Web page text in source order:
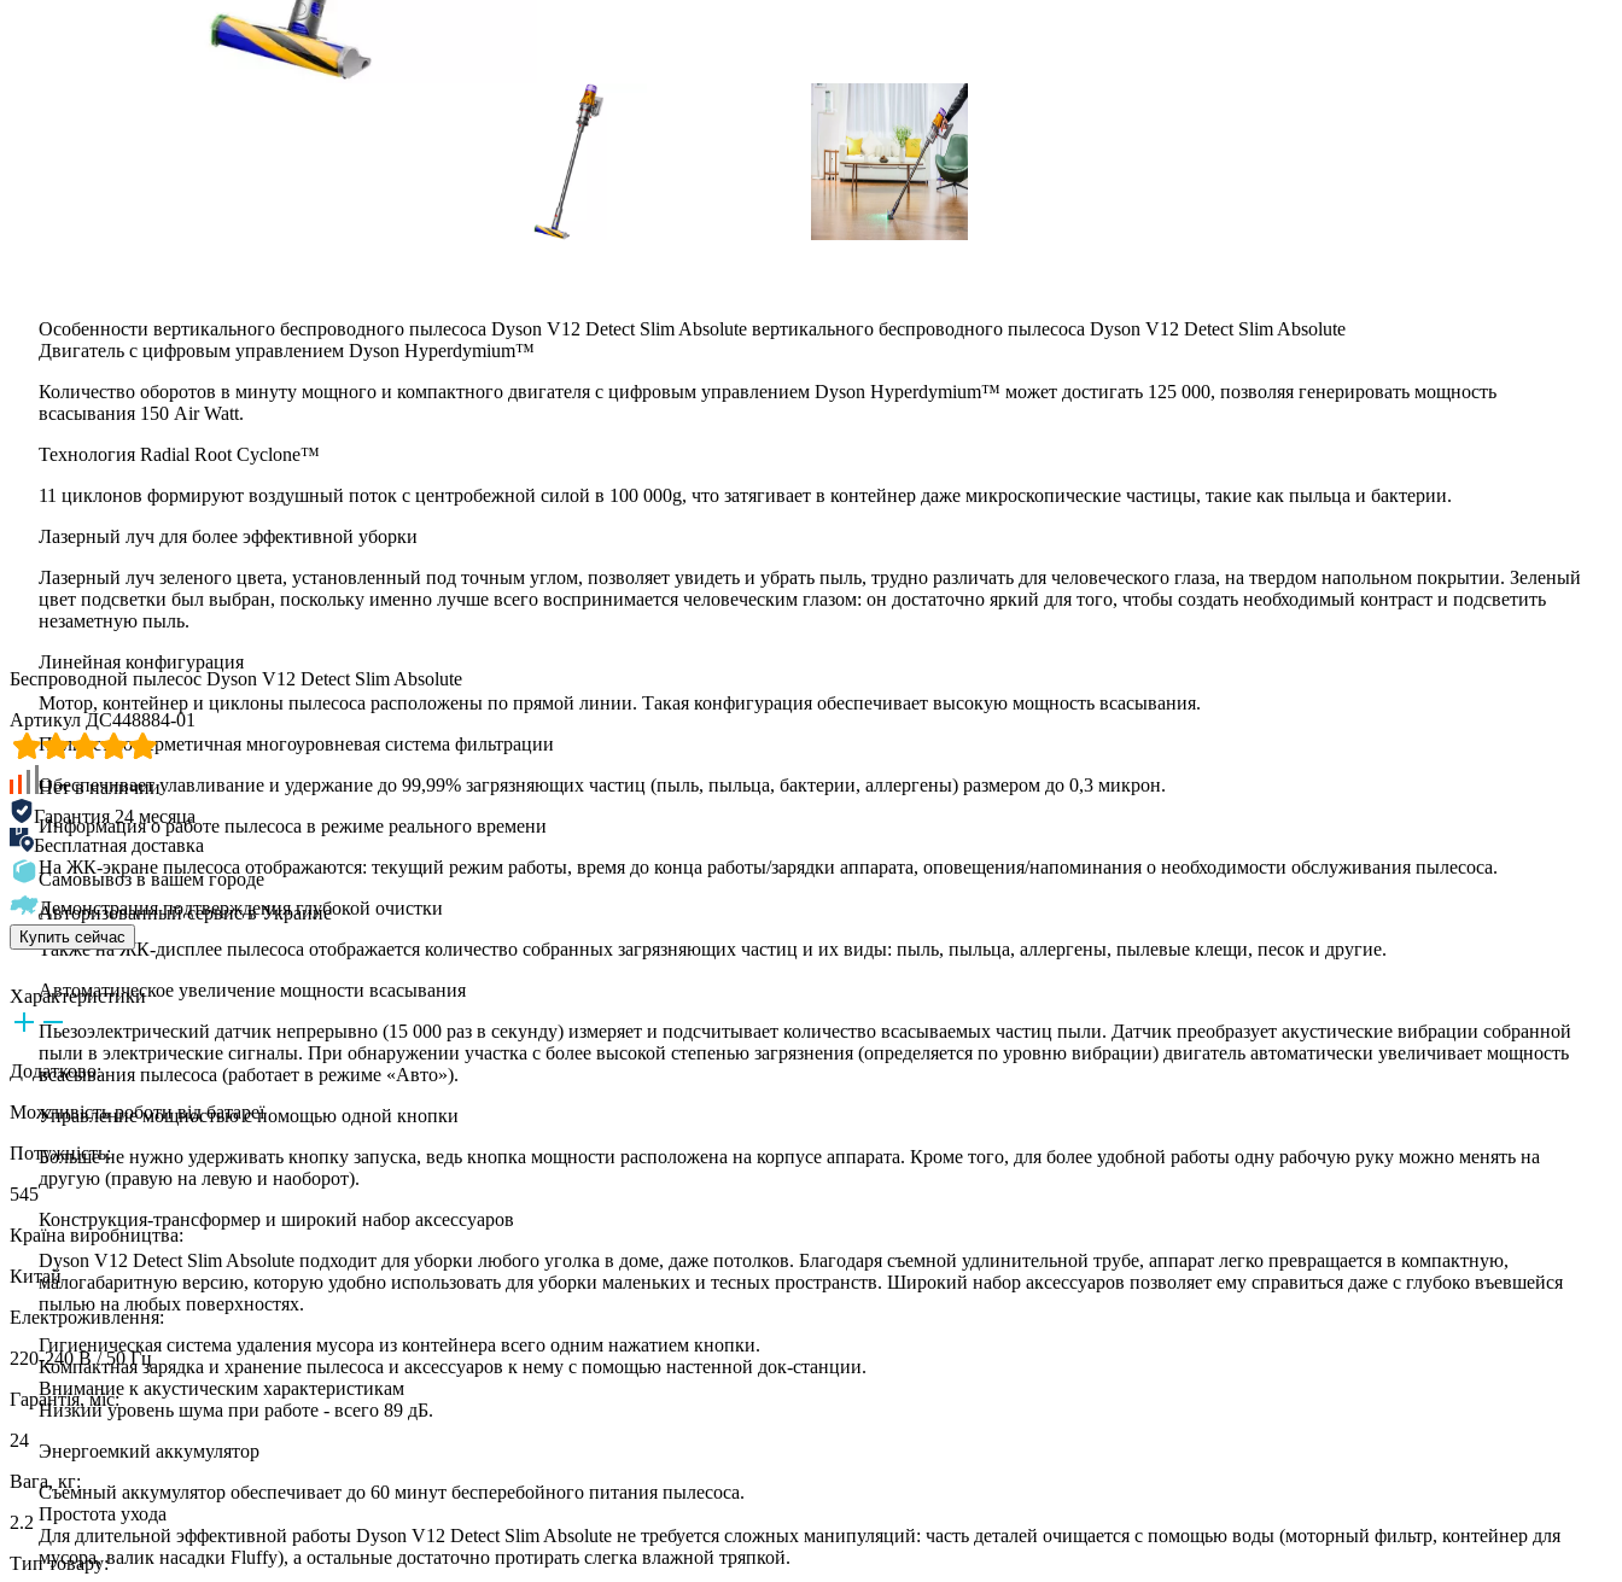
Особенности вертикального беспроводного пылесоса Dyson V12 Detect Slim Absolute вертикального беспроводного пылесоса Dyson V12 Detect Slim Absolute
Двигатель с цифровым управлением Dyson Hyperdymium™
Количество оборотов в минуту мощного и компактного двигателя с цифровым управлением Dyson Hyperdymium™ может достигать 125 000, позволяя генерировать мощность
всасывания 150 Air Watt.
Технология Radial Root Cyclone™
11 циклонов формируют воздушный поток с центробежной силой в 100 000g, что затягивает в контейнер даже микроскопические частицы, такие как пыльца и бактерии.
Лазерный луч для более эффективной уборки
Лазерный луч зеленого цвета, установленный под точным углом, позволяет увидеть и убрать пыль, трудно различать для человеческого глаза, на твердом напольном покрытии. Зеленый
цвет подсветки был выбран, поскольку именно лучше всего воспринимается человеческим глазом: он достаточно яркий для того, чтобы создать необходимый контраст и подсветить
незаметную пыль.
Линейная конфигурация
Мотор, контейнер и циклоны пылесоса расположены по прямой линии. Такая конфигурация обеспечивает высокую мощность всасывания.
Полностью герметичная многоуровневая система фильтрации
Обеспечивает улавливание и удержание до 99,99% загрязняющих частиц (пыль, пыльца, бактерии, аллергены) размером до 0,3 микрон.
Информация о работе пылесоса в режиме реального времени
На ЖК-экране пылесоса отображаются: текущий режим работы, время до конца работы/зарядки аппарата, оповещения/напоминания о необходимости обслуживания пылесоса.
Демонстрация подтверждения глубокой очистки
Также на ЖК-дисплее пылесоса отображается количество собранных загрязняющих частиц и их виды: пыль, пыльца, аллергены, пылевые клещи, песок и другие.
Автоматическое увеличение мощности всасывания
Пьезоэлектрический датчик непрерывно (15 000 раз в секунду) измеряет и подсчитывает количество всасываемых частиц пыли. Датчик преобразует акустические вибрации собранной
пыли в электрические сигналы. При обнаружении участка с более высокой степенью загрязнения (определяется по уровню вибрации) двигатель автоматически увеличивает мощность
всасывания пылесоса (работает в режиме «Авто»).
Управление мощностью с помощью одной кнопки
Больше не нужно удерживать кнопку запуска, ведь кнопка мощности расположена на корпусе аппарата. Кроме того, для более удобной работы одну рабочую руку можно менять на
другую (правую на левую и наоборот).
Конструкция-трансформер и широкий набор аксессуаров
Dyson V12 Detect Slim Absolute подходит для уборки любого уголка в доме, даже потолков. Благодаря съемной удлинительной трубе, аппарат легко превращается в компактную,
малогабаритную версию, которую удобно использовать для уборки маленьких и тесных пространств. Широкий набор аксессуаров позволяет ему справиться даже с глубоко въевшейся
пылью на любых поверхностях.
Гигиеническая система удаления мусора из контейнера всего одним нажатием кнопки.
Компактная зарядка и хранение пылесоса и аксессуаров к нему с помощью настенной док-станции.
Внимание к акустическим характеристикам
Низкий уровень шума при работе - всего 89 дБ.
Энергоемкий аккумулятор
Съемный аккумулятор обеспечивает до 60 минут бесперебойного питания пылесоса.
Простота ухода
Для длительной эффективной работы Dyson V12 Detect Slim Absolute не требуется сложных манипуляций: часть деталей очищается с помощью воды (моторный фильтр, контейнер для
мусора, валик насадки Fluffy), а остальные достаточно протирать слегка влажной тряпкой.
Беспроводной пылесос Dyson V12 Detect Slim Absolute
Артикул ДС448884-01
Нет в наличии
Гарантия 24 месяца
Бесплатная доставка
Самовывоз в вашем городе
Авторизованный сервис в Украине
Купить сейчас
Характеристики
Додатково:
Можливість роботи від батареї
Потужність:
545
Країна виробництва:
Китай
Електроживлення:
220-240 В / 50 Гц
Гарантія, міс:
24
Вага, кг:
2.2
Тип товару: